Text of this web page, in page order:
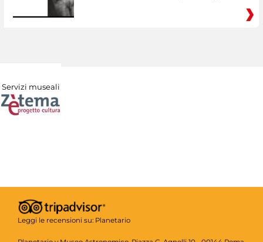
Servizi museali
Leggi le recensioni su: Planetario